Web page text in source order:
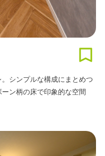
シンプルな構成にまとめつ
ン柄の床で印象的な空間